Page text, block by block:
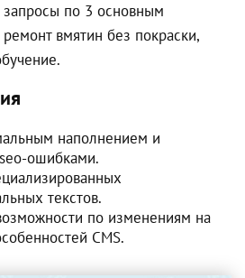
по 3 основным
вмятин без покраски,
наполнением и
ошибками.
текстов.
по изменениям на
CMS.